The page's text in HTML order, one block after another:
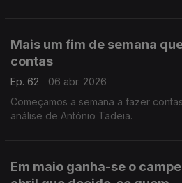
Mais um fim de semana
contas
Ep. 62
06 abr. 2026
Começamos a semana a fazer
análise de António Tadeia.
Em maio ganha-se o